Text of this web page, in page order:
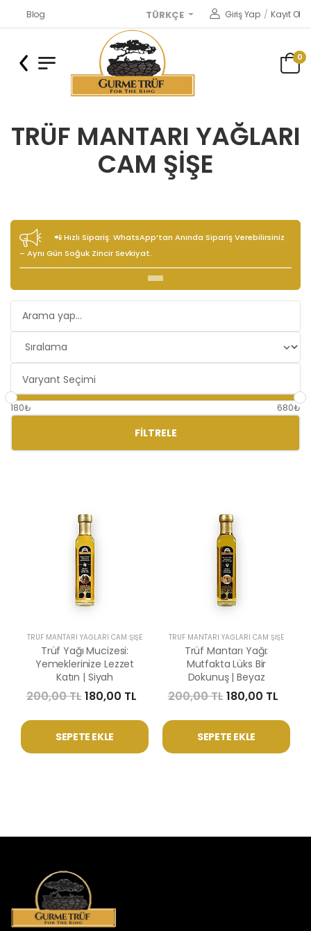
Blog TÜRKÇE Giriş Yap / Kayıt Ol
0
TRÜF MANTARI YAĞLARI
CAM ŞIŞE
📲 Hızlı Sipariş: WhatsApp’tan Anında Sipariş Verebilirsiniz
– Aynı Gün Soğuk Zincir Sevkiyat.
180₺ 680₺
FILTRELE
TRÜF MANTARI YAĞLARI CAM ŞIŞE
Trüf Yağı Mucizesi:
Yemeklerinize Lezzet
Katın | Siyah
200,00 TL180,00 TL
SEPETE EKLE
TRÜF MANTARI YAĞLARI CAM ŞIŞE
Trüf Mantarı Yağı:
Mutfakta Lüks Bir
Dokunuş | Beyaz
200,00 TL180,00 TL
SEPETE EKLE